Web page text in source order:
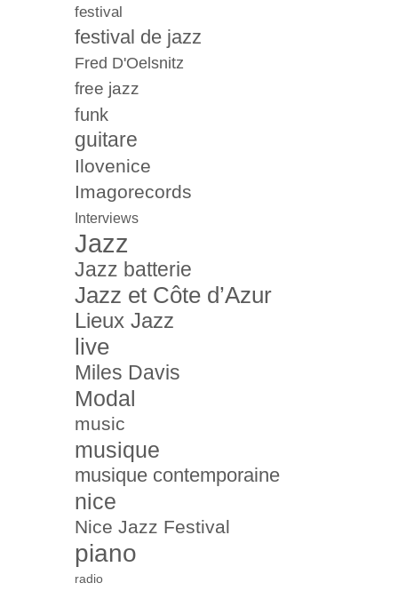
festival
festival de jazz
Fred D'Oelsnitz
free jazz
funk
guitare
Ilovenice
Imagorecords
Interviews
Jazz
Jazz batterie
Jazz et Côte d’Azur
Lieux Jazz
live
Miles Davis
Modal
music
musique
musique contemporaine
nice
Nice Jazz Festival
piano
radio